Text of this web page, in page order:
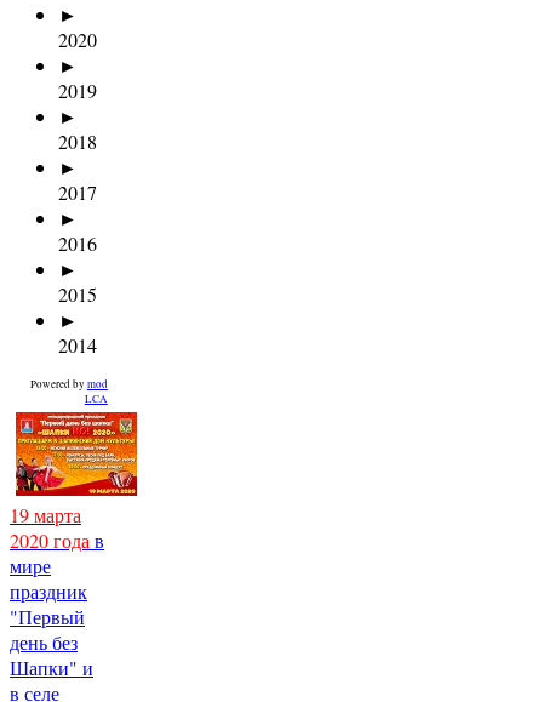
►
2020
►
2019
►
2018
►
2017
►
2016
►
2015
►
2014
Powered by mod
LCA
19 марта
2020 года в
мире
праздник
"Первый
день без
Шапки" и
в селе